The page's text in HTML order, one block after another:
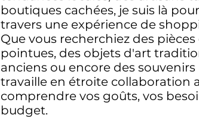
boutiques cachées, je suis là
travers une expérience de
Que vous recherchiez des
pointues, des objets d'art
anciens ou encore des
travaille en étroite collaboration
comprendre vos goûts, vos
budget.